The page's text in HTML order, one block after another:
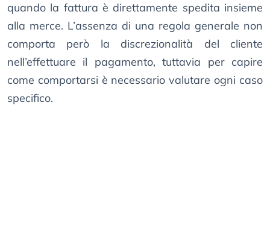
quando la fattura è direttamente spedita insieme
alla merce. L’assenza di una regola generale non
comporta però la discrezionalità del cliente
nell’effettuare il pagamento, tuttavia per capire
come comportarsi è necessario valutare ogni caso
specifico.